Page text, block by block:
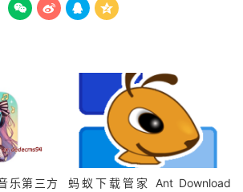
   
乐第三方
蚂蚁下载管家 Ant Download